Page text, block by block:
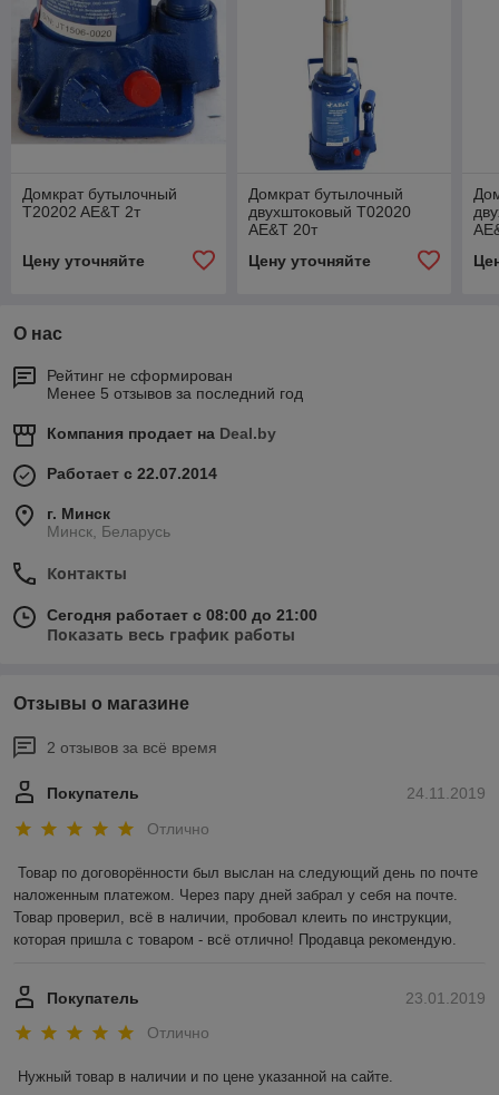
Домкрат бутылочный
T20202 AE&T 2т
Цену уточняйте
Домкрат бутылочный
двухштоковый T02020
AE&T 20т
Цену уточняйте
О нас
Рейтинг не сформирован
Менее 5 отзывов за последний год
Компания продает на Deal.by
Работает с 22.07.2014
г. Минск
Минск, Беларусь
Контакты
Сегодня работает с 08:00 до 21:00
Показать весь график работы
Отзывы о магазине
2 отзывов за всё время
24.11.2019
Покупатель
Отлично
Товар по договорённости был выслан на следующий день по почте
наложенным платежом. Через пару дней забрал у себя на почте.
Товар проверил, всё в наличии, пробовал клеить по инструкции,
которая пришла с товаром - всё отлично! Продавца рекомендую.
23.01.2019
Покупатель
Отлично
Нужный товар в наличии и по цене указанной на сайте.